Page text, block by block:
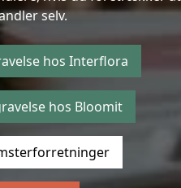
selv.
hos Interflora
hos Bloomit